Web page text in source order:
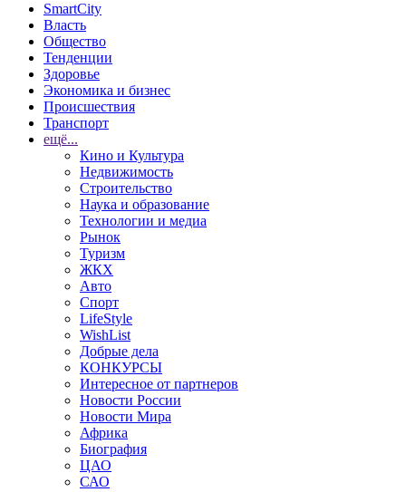
SmartCity
Власть
Общество
Тенденции
Здоровье
Экономика и бизнес
Происшествия
Транспорт
ещё...
Кино и Культура
Недвижимость
Строительство
Наука и образование
Технологии и медиа
Рынок
Туризм
ЖКХ
Авто
Спорт
LifeStyle
WishList
Добрые дела
КОНКУРСЫ
Интересное от партнеров
Новости России
Новости Мира
Африка
Биография
ЦАО
САО